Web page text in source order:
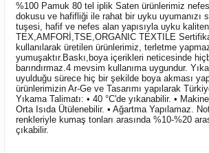
%100 Pamuk 80 tel iplik Saten ürünlerimiz
dokusu ve hafifliği ile rahat bir uyku uyumanızı
tuşesi, hafif ve nefes alan yapısıyla uyku
TEX,AMFORİ,TSE,ORGANIC TEXTILE
kullanılarak üretilen ürünlerimiz, terletme
yumuşaktır.Baskı,boya içerikleri neticesinde
barındırmaz.4 mevsim kullanıma uygundur.
uyulduğu sürece hiç bir şekilde boya akması
ürünlerimizin Ar-Ge ve Tasarımı yapılarak
Yıkama Talimatı: • 40 °C'de yıkanabilir. •
Orta Isıda Ütülenebilir. • Ağartma Yapılamaz.
renkleriyle kumaş tonları arasında %10-%20
çıkabilir.